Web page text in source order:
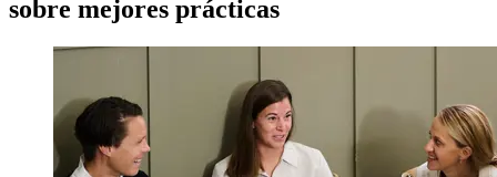
sobre mejores prácticas